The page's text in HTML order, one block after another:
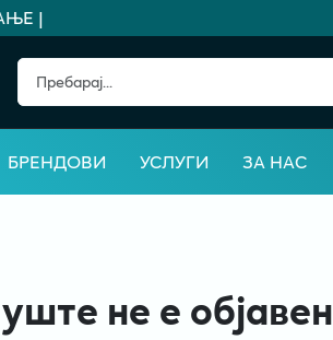
|
БРЕНДОВИ УСЛУГИ ЗА НАС
не е објавен